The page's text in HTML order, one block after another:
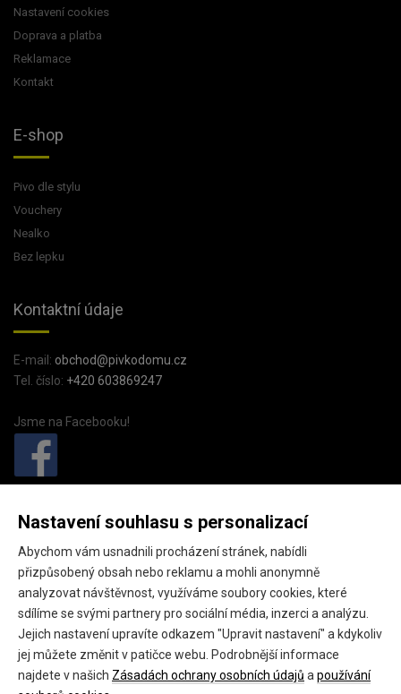
Nastavení cookies
Doprava a platba
Reklamace
Kontakt
E-shop
Pivo dle stylu
Vouchery
Nealko
Bez lepku
Kontaktní údaje
E-mail: obchod@pivkodomu.cz
Tel. číslo: +420 603869247
Jsme na Facebooku!
Pivkodomu.cz (provozovatel GEO fashion s.r.o.),
Náměstí starosty Pavla 15,
Kladno, 27201
IČ: 24145301
DIČ: CZ24145301
Nastavení souhlasu s personalizací
Abychom vám usnadnili procházení stránek, nabídli
přizpůsobený obsah nebo reklamu a mohli anonymně
analyzovat návštěvnost, využíváme soubory cookies, které
sdílíme se svými partnery pro sociální média, inzerci a analýzu.
Jejich nastavení upravíte odkazem "Upravit nastavení" a kdykoliv
jej můžete změnit v patičce webu. Podrobnější informace
najdete v našich Zásadách ochrany osobních údajů a používání